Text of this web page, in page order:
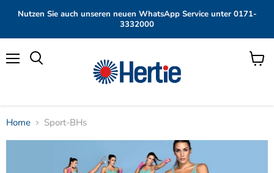
Nutzen Sie auch unseren neuen WhatsApp Service unter 0171-
3332000
Home Sport-BHs